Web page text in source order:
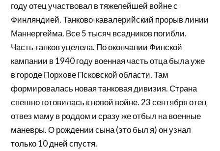
году отец участвовал в тяжелейшей войне с
Финляндией. Танково-кавалерийский прорыв линии
Маннергейма. Все 5 тысяч всадников погибли.
Часть танков уцелела. По окончании Финской
кампании в 1940 году военная часть отца была уже
в городе Порхове Псковской области. Там
формировалась новая танковая дивизия. Страна
спешно готовилась к новой войне. 23 сентября отец
отвез маму в роддом и сразу же отбыл на военные
маневры. О рождении сына (это был я) он узнал
только 10 дней спустя.